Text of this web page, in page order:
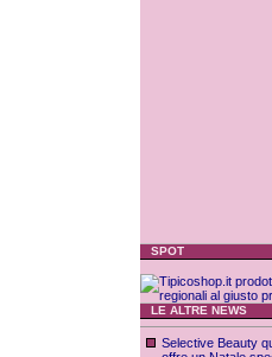
SPOT
LE ALTRE NEWS
Selective Beauty